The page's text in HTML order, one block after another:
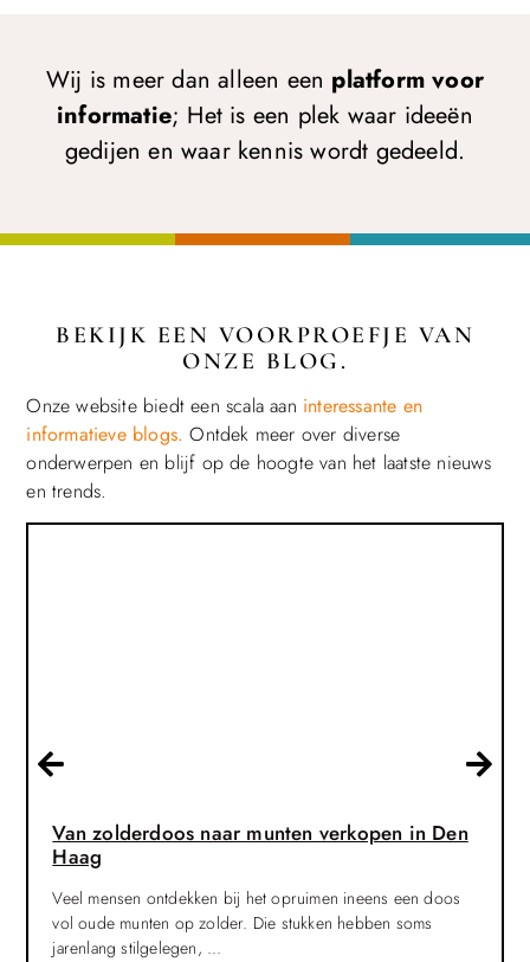
Wij is meer dan alleen een platform voor
informatie; Het is een plek waar ideeën
gedijen en waar kennis wordt gedeeld.
BEKIJK EEN VOORPROEFJE VAN
ONZE BLOG.
Onze website biedt een scala aan interessante en
informatieve blogs. Ontdek meer over diverse
onderwerpen en blijf op de hoogte van het laatste nieuws
en trends.
Van zolderdoos naar munten verkopen in Den
Haag
Veel mensen ontdekken bij het opruimen ineens een doos
vol oude munten op zolder. Die stukken hebben soms
jarenlang stilgelegen, ...